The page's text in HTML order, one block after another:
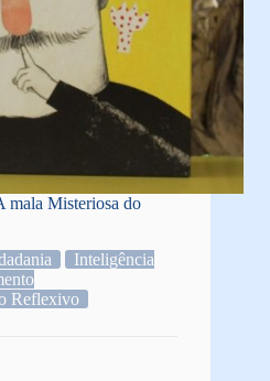
mala Misteriosa do
Inteligência
Reflexivo